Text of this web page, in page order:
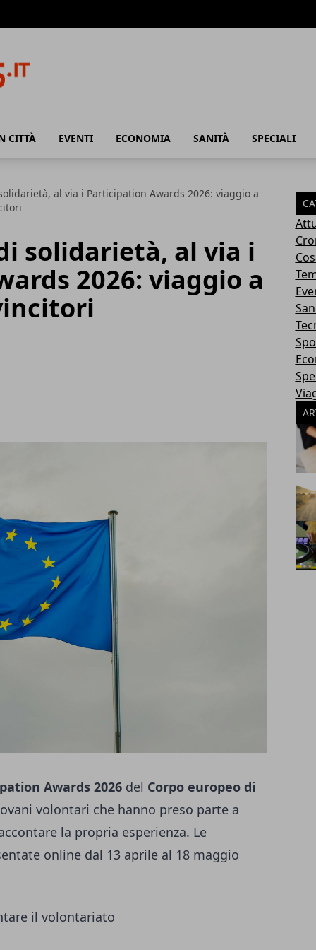
CITTÀ EVENTI ECONOMIA SANITÀ SPECIALI
al via i Participation Awards 2026: viaggio a
solidarietà, al via i
2026: viaggio a
Awards 2026 del Corpo europeo di
volontari che hanno preso parte a
la propria esperienza. Le
online dal 13 aprile al 18 maggio
il volontariato